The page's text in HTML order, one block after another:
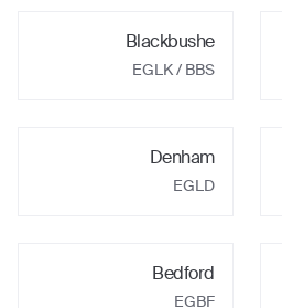
Blackbushe
EGLK/ BBS
Denham
EGLD
Bedford
EGBF